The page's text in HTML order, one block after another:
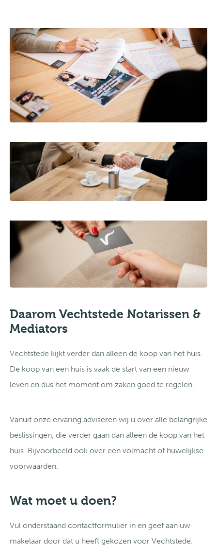
Daarom Vechtstede Notarissen &
Mediators
Vechtstede kijkt verder dan alleen de koop van het huis.
De koop van een huis is vaak de start van een nieuw
leven en dus het moment om zaken goed te regelen.
Vanuit onze ervaring adviseren wij u over alle belangrijke
beslissingen, die verder gaan dan alleen de koop van het
huis. Bijvoorbeeld ook over een volmacht of huwelijkse
voorwaarden.
Wat moet u doen?
Vul onderstaand contactformulier in en geef aan uw
makelaar door dat u heeft gekozen voor Vechtstede.